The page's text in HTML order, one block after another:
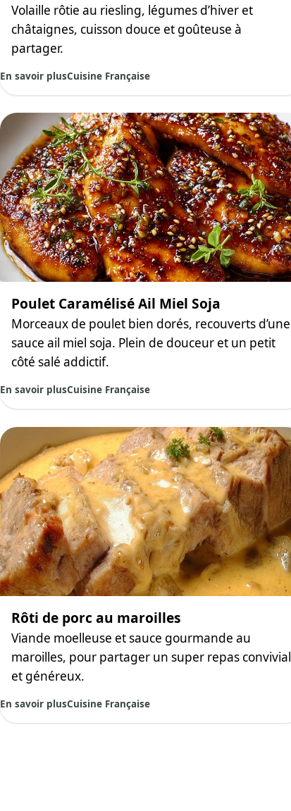
Volaille rôtie au riesling, légumes d’hiver et
châtaignes, cuisson douce et goûteuse à
partager.
En savoir plusCuisine Française
Poulet Caramélisé Ail Miel Soja
Morceaux de poulet bien dorés, recouverts d’une
sauce ail miel soja. Plein de douceur et un petit
côté salé addictif.
En savoir plusCuisine Française
Rôti de porc au maroilles
Viande moelleuse et sauce gourmande au
maroilles, pour partager un super repas convivial
et généreux.
En savoir plusCuisine Française